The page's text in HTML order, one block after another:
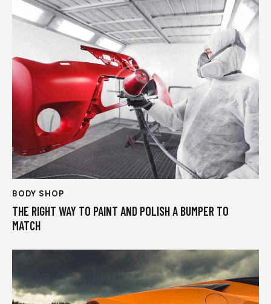
BODY SHOP
THE RIGHT WAY TO PAINT AND POLISH A BUMPER TO
MATCH